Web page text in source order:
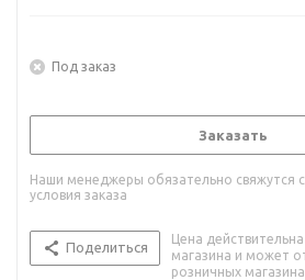
Под заказ
Заказать
Наши менеджеры обязательно свяжутся
условия заказа
Поделиться
Цена
магазина и может
розничных